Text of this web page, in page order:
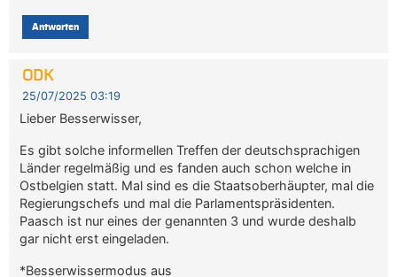
Antworten
ODK
25/07/2025 03:19
Lieber Besserwisser,
Es gibt solche informellen Treffen der deutschsprachigen
Länder regelmäßig und es fanden auch schon welche in
Ostbelgien statt. Mal sind es die Staatsoberhäupter, mal die
Regierungschefs und mal die Parlamentspräsidenten.
Paasch ist nur eines der genannten 3 und wurde deshalb
gar nicht erst eingeladen.
*Besserwissermodus aus